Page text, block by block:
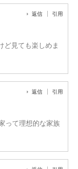
返信 引用
ど見ても楽しめま
返信 引用
って理想的な家族